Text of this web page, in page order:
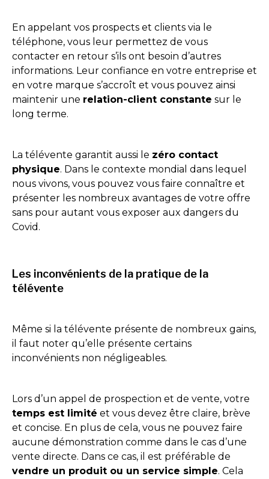
En appelant vos prospects et clients via le
téléphone, vous leur permettez de vous
contacter en retour s’ils ont besoin d’autres
informations. Leur confiance en votre entreprise et
en votre marque s’accroît et vous pouvez ainsi
maintenir une relation-client constante sur le
long terme.
La télévente garantit aussi le zéro contact
physique. Dans le contexte mondial dans lequel
nous vivons, vous pouvez vous faire connaître et
présenter les nombreux avantages de votre offre
sans pour autant vous exposer aux dangers du
Covid.
Les inconvénients de la pratique de la
télévente
Même si la télévente présente de nombreux gains,
il faut noter qu’elle présente certains
inconvénients non négligeables.
Lors d’un appel de prospection et de vente, votre
temps est limité et vous devez être claire, brève
et concise. En plus de cela, vous ne pouvez faire
aucune démonstration comme dans le cas d’une
vente directe. Dans ce cas, il est préférable de
vendre un produit ou un service simple. Cela